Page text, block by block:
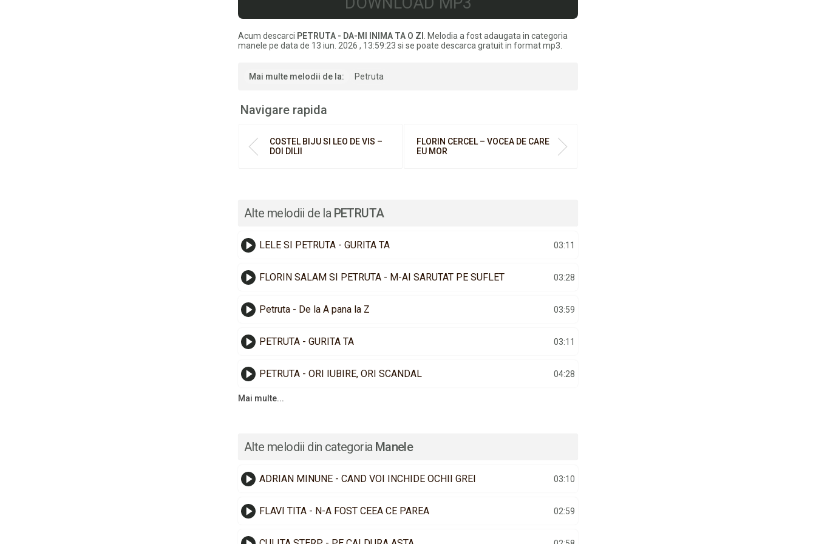
Acum descarci PETRUTA - DA-MI INIMA TA O ZI
. Melodia a fost adaugata in categoria
manele pe data de 13 iun. 2026 , 13:59:23 si se poate descarca gratuit in format mp3.
Mai multe melodii de la: Petruta
Navigare rapida
COSTEL BIJU SI LEO DE VIS –
DOI DILII
FLORIN CERCEL – VOCEA DE CARE
EU MOR
Alte melodii de la PETRUTA
LELE SI PETRUTA - GURITA TA 03:11
FLORIN SALAM SI PETRUTA - M-AI SARUTAT PE SUFLET 03:28
Petruta - De la A pana la Z 03:59
PETRUTA - GURITA TA 03:11
PETRUTA - ORI IUBIRE, ORI SCANDAL 04:28
Mai multe...
Alte melodii din categoria Manele
ADRIAN MINUNE - CAND VOI INCHIDE OCHII GREI 03:10
FLAVI TITA - N-A FOST CEEA CE PAREA 02:59